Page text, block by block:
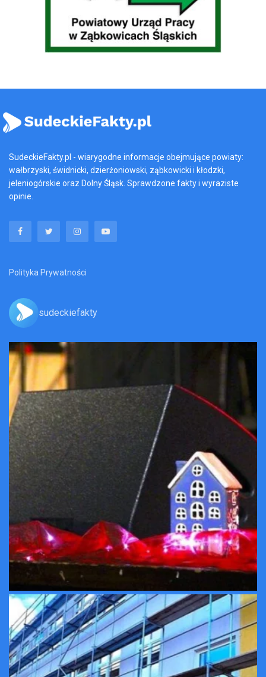
SudeckieFakty.pl - wiarygodne informacje obejmujące powiaty:
wałbrzyski, świdnicki, dzierżoniowski, ząbkowicki i kłodzki,
jeleniogórskie oraz Dolny Śląsk. Sprawdzone fakty i wyraziste
opinie.
Polityka Prywatności
sudeckiefakty